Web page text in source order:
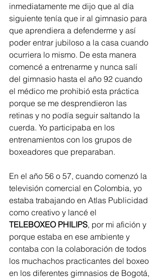
inmediatamente me dijo que al día
siguiente tenía que ir al gimnasio para
que aprendiera a defenderme y así
poder entrar jubiloso a la casa cuando
ocurriera lo mismo. De esta manera
comencé a entrenarme y nunca salí
del gimnasio hasta el año 92 cuando
el médico me prohibió esta práctica
porque se me desprendieron las
retinas y no podía seguir saltando la
cuerda. Yo participaba en los
entrenamientos con los grupos de
boxeadores que preparaban.
En el año 56 o 57, cuando comenzó la
televisión comercial en Colombia, yo
estaba trabajando en Atlas Publicidad
como creativo y lancé el
TELEBOXEO PHILIPS, por mi afición y
porque estaba en ese ambiente y
contaba con la colaboración de todos
los muchachos practicantes del boxeo
en los diferentes gimnasios de Bogotá,